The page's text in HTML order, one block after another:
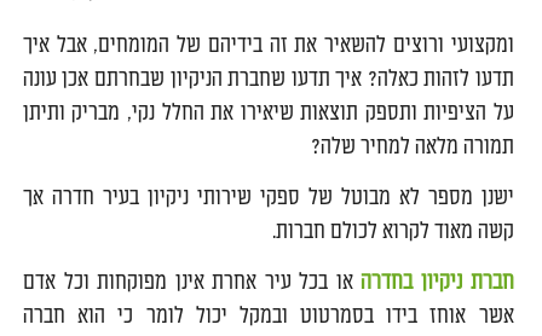
ומקצועי ורוצים להשאיר את זה בידיהם של המומחים, אבל איך
תדעו לזהות כאלה? איך תדעו שחברת הניקיון שבחרתם אכן עונה
על הציפיות ותספק תוצאות שיאירו את החלל נקי, מבריק ותיתן
תמורה מלאה למחיר שלה?
ישנן מספר לא מבוטל של ספקי שירותי ניקיון בעיר חדרה אך
קשה מאוד לקרוא לכולם חברות.
חברת ניקיון בחדרהאו בכל עיר אחרת אינן מפוקחות וכל אדם
אשר אוחז בידו בסמרטוט ובמקל יכול לומר כי הוא חברה